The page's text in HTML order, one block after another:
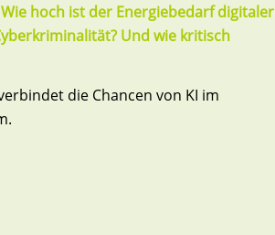
hoch ist der Energiebedarf digitaler
Und wie kritisch
die Chancen von KI im